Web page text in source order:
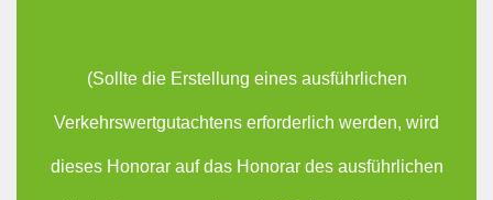
(Sollte die Erstellung eines ausführlichen
Verkehrswertgutachtens erforderlich werden, wird
dieses Honorar auf das Honorar des ausführlichen